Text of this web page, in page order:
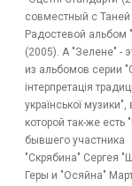
совместный с Таней
Радостевой альбом
(2005). А "Зелене" -
из альбомов серии
інтерпретація
української музики",
которой так-же есть
бывшего участника
"Скрябина" Сергея
Геры и "Осяйна"